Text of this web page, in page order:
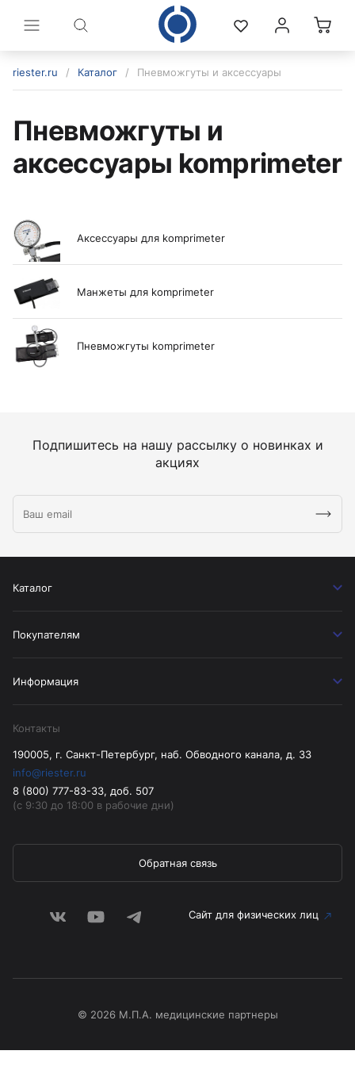
riester.ru / Каталог / Пневможгуты и аксессуары
Пневможгуты и
аксессуары komprimeter
Аксессуары для komprimeter
Манжеты для komprimeter
Пневможгуты komprimeter
Подпишитесь на нашу рассылку о новинках и
акциях
Каталог
Покупателям
Информация
Контакты
190005, г. Санкт-Петербург, наб. Обводного канала, д. 33
info@riester.ru
8 (800) 777-83-33, доб. 507
(с 9:30 до 18:00 в рабочие дни)
Обратная связь
Сайт для физических лиц
© 2026 М.П.А. медицинские партнеры
политикой конфиденциальности